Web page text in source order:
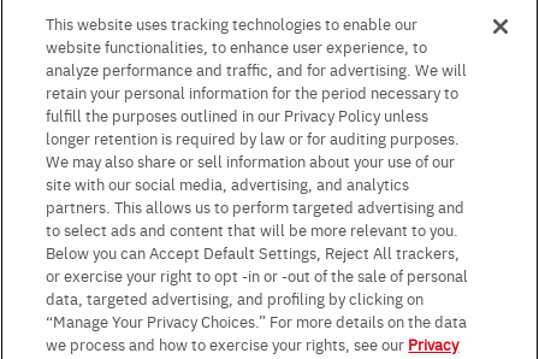
Kultur / Wirtschaft
Follow Us
Terms & Conditions Purpose of use Privacy Policy
Site Map
AGB (Deutsche Version)
AGB (Englische Version)
Impressum
Standard terms and conditions for sales (PDF)
Statement on UK Modern Slavery Act
ROHM UK Group Tax Strategy
Data Protection Information for Business Partners (Europe) [English]
This website uses tracking technologies to enable our
website functionalities, to enhance user experience, to
analyze performance and traffic, and for advertising. We will
retain your personal information for the period necessary to
fulfill the purposes outlined in our Privacy Policy unless
longer retention is required by law or for auditing purposes.
We may also share or sell information about your use of our
site with our social media, advertising, and analytics
partners. This allows us to perform targeted advertising and
to select ads and content that will be more relevant to you.
Below you can Accept Default Settings, Reject All trackers,
or exercise your right to opt -in or -out of the sale of personal
data, targeted advertising, and profiling by clicking on
“Manage Your Privacy Choices.” For more details on the data
we process and how to exercise your rights, see our Privacy